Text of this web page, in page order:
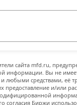
сайта mfd.ru,
информации. Вы не
любыми средствами, её
предоставление и/или
согласия Биржи